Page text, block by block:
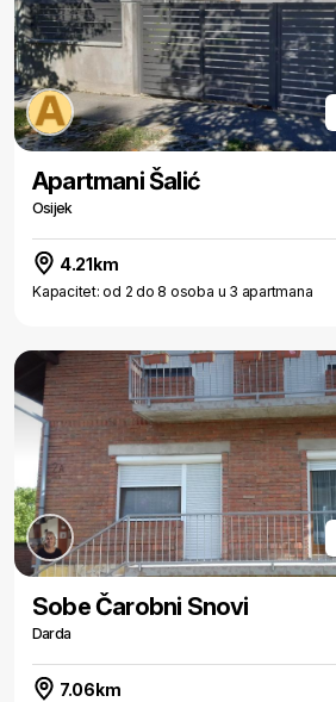
Apartmani Šalić
Osijek
4.21km
Kapacitet: od 2 do 8 osoba u 3 apartmana
Sobe Čarobni Snovi
Darda
7.06km